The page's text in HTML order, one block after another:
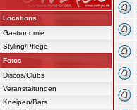
Locations
Gastronomie
Styling/Pflege
Fotos
Discos/Clubs
Veranstaltungen
Kneipen/Bars